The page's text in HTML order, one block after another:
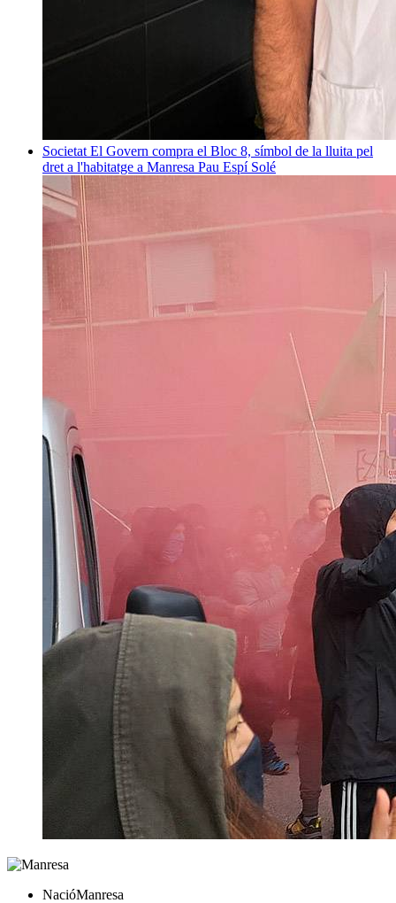
Societat El Govern compra el Bloc 8, símbol de la lluita pel
dret a l'habitatge a Manresa Pau Espí Solé
NacióManresa